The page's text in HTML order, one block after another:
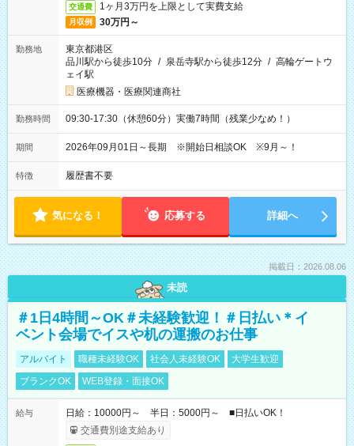
交通費 1ヶ月3万円を上限として実費支給
月収例 30万円～
勤務地
東京都港区
品川駅から徒歩10分 / 泉岳寺駅から徒歩12分 / 高輪ゲートウ
ェイ駅
医療機器・医療関連商社
勤務時間 09:30-17:30（休憩60分）実働7時間（残業少なめ！）
期間 2026年09月01日～長期 ※開始日相談OK ※9月～！
特徴 履歴書不要
気になる！ 応募する 詳細へ
掲載日：2026.08.06
未読
＃1日4時間～OK＃未経験歓迎！＃日払い＊イ
ベント会場でイスや机の運搬のお仕事
アルバイト 職種未経験OK 社会人未経験OK
大学生歓迎
ブランクOK
WEB登録・面接OK
給与
日給：10000円～ 半日：5000円～ ■日払いOK！
交通費別途支給あり